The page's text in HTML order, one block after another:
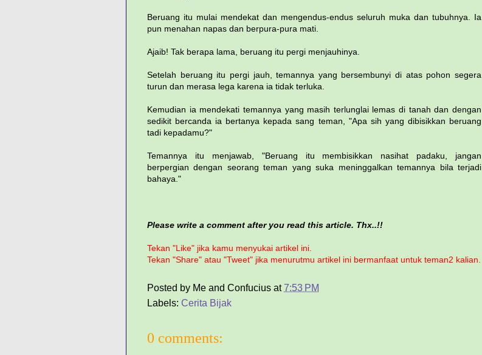
Beruang itu mulai mendekat dan mengendus-endus seluruh muka dan tubuhnya. Ia
pun menahan napas dan berpura-pura mati.
Ajaib! Tak berapa lama, beruang itu pergi menjauhinya.
Setelah beruang itu pergi jauh, temannya yang bersembunyi di atas pohon segera
turun dan merasa lega karena ia tidak terluka.
Kemudian ia mendekati temannya yang masih terlunglai lemas di tanah dan dengan
sedikit bercanda ia bertanya kepada sang teman, "Apa sih yang dibisikkan beruang
tadi kepadamu?"
Temannya itu menjawab, "Beruang itu membisikkan nasihat padaku, jangan
berpergian dengan seorang teman yang suka meninggalkan temannya bila terjadi
bahaya."
Please write a comment after you read this article. Thx..!!
Tekan "Like" jika kamu menyukai artikel ini.
Tekan "Share" atau "Tweet" jika menurutmu artikel ini bermanfaat untuk teman2 kalian.
Posted by Me and Confucius at7:53 PM
Labels: Cerita Bijak
0 comments: